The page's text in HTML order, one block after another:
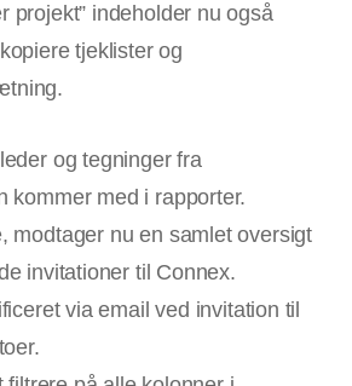
projekt” indeholder nu også
tjeklister og
og tegninger fra
kommer med i rapporter.
modtager nu en samlet oversigt
invitationer til Connex.
via email ved invitation til